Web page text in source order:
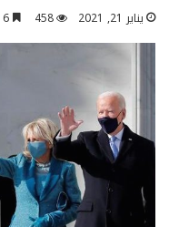
يناير 21, 2021 458